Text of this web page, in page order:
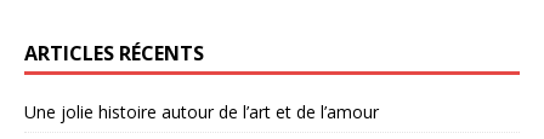
ARTICLES RÉCENTS
Une jolie histoire autour de l’art et de l’amour